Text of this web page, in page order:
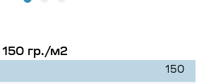
гр./м2
150